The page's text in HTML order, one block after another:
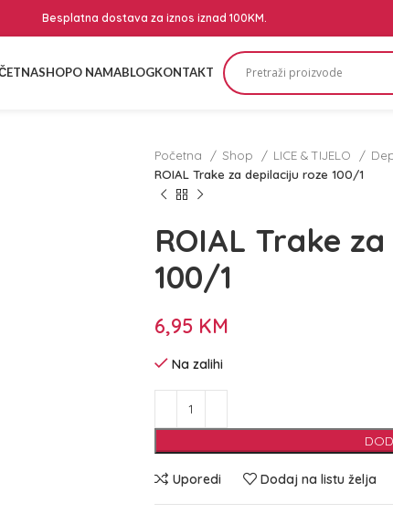
Besplatna dostava za iznos iznad 100KM.
SHOPO NAMABLOGKONTAKT
Početna Shop LICE & TIJELO
ROIAL Trake za depilaciju roze 100/1
ROIAL Trake
100/1
6,95 KM
Na zalihi
Uporedi Dodaj na listu želja